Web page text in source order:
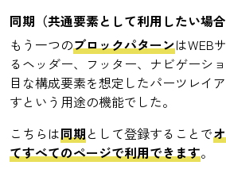
同期（共通要素として利用したい場合
もう一つのブロックパターンはWEB
るヘッダー、フッター、ナビゲーシ
目な構成要素を想定したパーツレイ
すという用途の機能でした。
こちらは同期として登録することで
てすべてのページで利用できます。